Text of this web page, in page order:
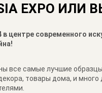
EXPO
в центре современного
все самые лучшие
товары дома, и